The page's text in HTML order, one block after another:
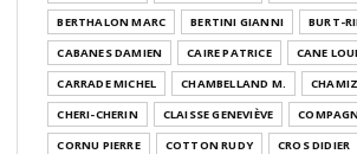
BERTHALON MARC
BERTINI GIANNI
BURT-
CABANES DAMIEN
CAIRE PATRICE
CANE
CARRADE MICHEL
CHAMBELLAND M.
CHERI-CHERIN
CLAISSE GENEVIÈVE
CORNU PIERRE
COTTON RUDY CROS DIDIER